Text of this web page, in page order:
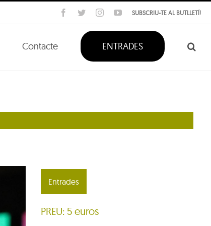
SUBSCRIU-TE AL BUTLLETÍ!
Facebook
TwitterInstagramYouTube
Contacte ENTRADES
Entrades
PREU: 5 euros